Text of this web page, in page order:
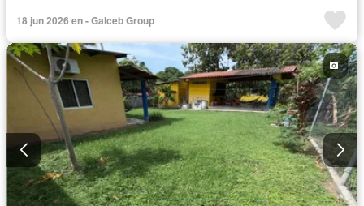
18 jun 2026 en - Galceb Group